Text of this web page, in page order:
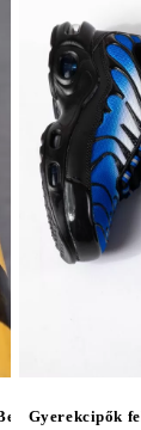
#25553
Gyerekcipők